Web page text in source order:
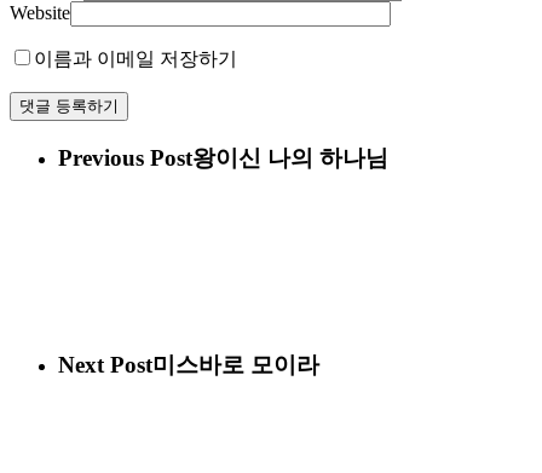
Website
이름과 이메일 저장하기
Previous Post왕이신 나의 하나님
Next Post미스바로 모이라